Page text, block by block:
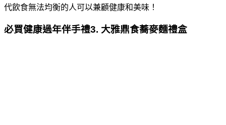
代飲食無法均衡的人可以兼顧健康和美味！
必買健康過年伴手禮3. 大雅鼎食蕎麥麵禮盒